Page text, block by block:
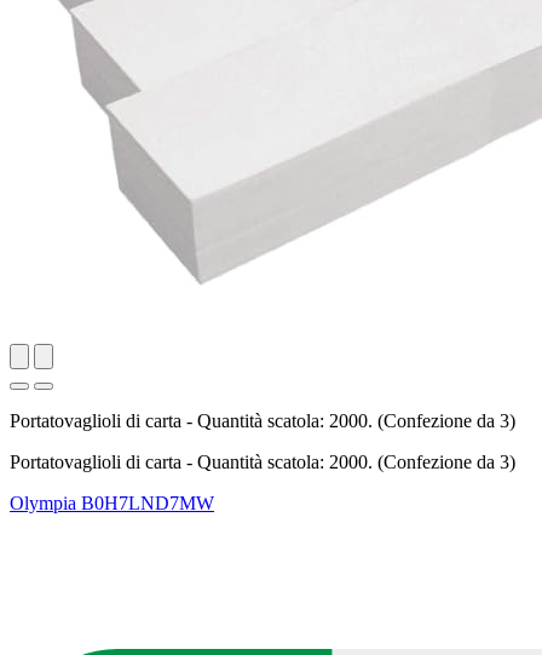
Portatovaglioli di carta - Quantità scatola: 2000. (Confezione da 3)
Portatovaglioli di carta - Quantità scatola: 2000. (Confezione da 3)
Olympia B0H7LND7MW